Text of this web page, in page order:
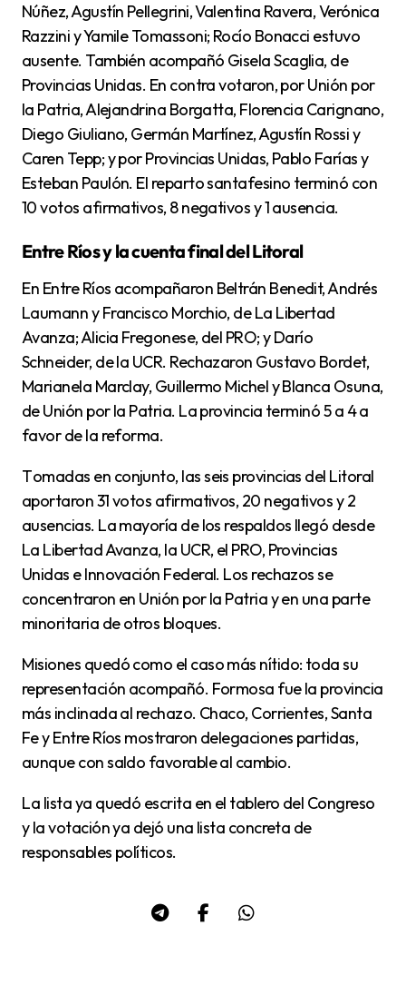
Núñez, Agustín Pellegrini, Valentina Ravera, Verónica
Razzini y Yamile Tomassoni; Rocío Bonacci estuvo
ausente. También acompañó Gisela Scaglia, de
Provincias Unidas. En contra votaron, por Unión por
la Patria, Alejandrina Borgatta, Florencia Carignano,
Diego Giuliano, Germán Martínez, Agustín Rossi y
Caren Tepp; y por Provincias Unidas, Pablo Farías y
Esteban Paulón. El reparto santafesino terminó con
10 votos afirmativos, 8 negativos y 1 ausencia.
Entre Ríos y la cuenta final del Litoral
En Entre Ríos acompañaron Beltrán Benedit, Andrés
Laumann y Francisco Morchio, de La Libertad
Avanza; Alicia Fregonese, del PRO; y Darío
Schneider, de la UCR. Rechazaron Gustavo Bordet,
Marianela Marclay, Guillermo Michel y Blanca Osuna,
de Unión por la Patria. La provincia terminó 5 a 4 a
favor de la reforma.
Tomadas en conjunto, las seis provincias del Litoral
aportaron 31 votos afirmativos, 20 negativos y 2
ausencias. La mayoría de los respaldos llegó desde
La Libertad Avanza, la UCR, el PRO, Provincias
Unidas e Innovación Federal. Los rechazos se
concentraron en Unión por la Patria y en una parte
minoritaria de otros bloques.
Misiones quedó como el caso más nítido: toda su
representación acompañó. Formosa fue la provincia
más inclinada al rechazo. Chaco, Corrientes, Santa
Fe y Entre Ríos mostraron delegaciones partidas,
aunque con saldo favorable al cambio.
La lista ya quedó escrita en el tablero del Congreso
y la votación ya dejó una lista concreta de
responsables políticos.